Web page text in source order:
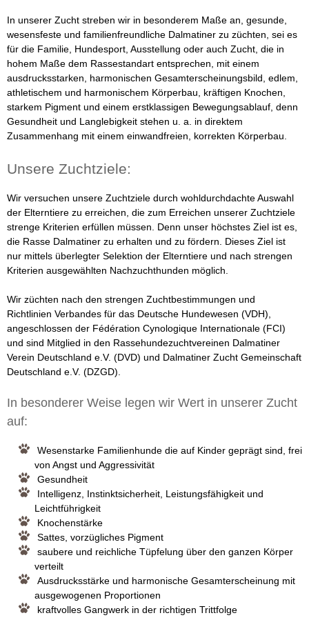
n
e
r
Z
h
t
v
o
m
T
u
u
l
a
r
In unserer Zucht streben wir in besonderem Maße an, gesunde,
wesensfeste und familienfreundliche Dalmatiner zu züchten, sei es
für die Familie, Hundesport, Ausstellung oder auch Zucht, die in
hohem Maße dem Rassestandart entsprechen, mit einem
ausdrucksstarken, harmonischen Gesamterscheinungsbild, edlem,
athletischem und harmonischem Körperbau, kräftigen Knochen,
starkem Pigment und einem erstklassigen Bewegungsablauf, denn
Gesundheit und Langlebigkeit stehen u. a. in direktem
Zusammenhang mit einem einwandfreien, korrekten Körperbau.
Unsere Zuchtziele:
Wir versuchen unsere Zuchtziele durch wohldurchdachte Auswahl
der Elterntiere zu erreichen, die zum Erreichen unserer Zuchtziele
strenge Kriterien erfüllen müssen. Denn unser höchstes Ziel ist es,
die Rasse Dalmatiner zu erhalten und zu fördern. Dieses Ziel ist
nur mittels überlegter Selektion der Elterntiere und nach strengen
Kriterien ausgewählten Nachzuchthunden möglich.
Wir züchten nach den strengen Zuchtbestimmungen und
Richtlinien Verbandes für das Deutsche Hundewesen (VDH),
angeschlossen der Fédération Cynologique Internationale (FCI)
und sind Mitglied in den Rassehundezuchtvereinen Dalmatiner
Verein Deutschland e.V. (DVD) und Dalmatiner Zucht Gemeinschaft
Deutschland e.V. (DZGD).
In besonderer Weise legen wir Wert in unserer Zucht
auf:
Wesenstarke Familienhunde die auf Kinder geprägt sind, frei
von Angst und Aggressivität
Gesundheit
Intelligenz, Instinktsicherheit, Leistungsfähigkeit und
Leichtführigkeit
Knochenstärke
Sattes, vorzügliches Pigment
saubere und reichliche Tüpfelung über den ganzen Körper
verteilt
Ausdrucksstärke und harmonische Gesamterscheinung mit
ausgewogenen Proportionen
kraftvolles Gangwerk in der richtigen Trittfolge